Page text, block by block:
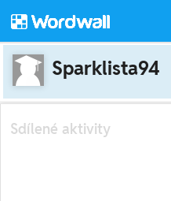
Sparklista94
Sdílené aktivity